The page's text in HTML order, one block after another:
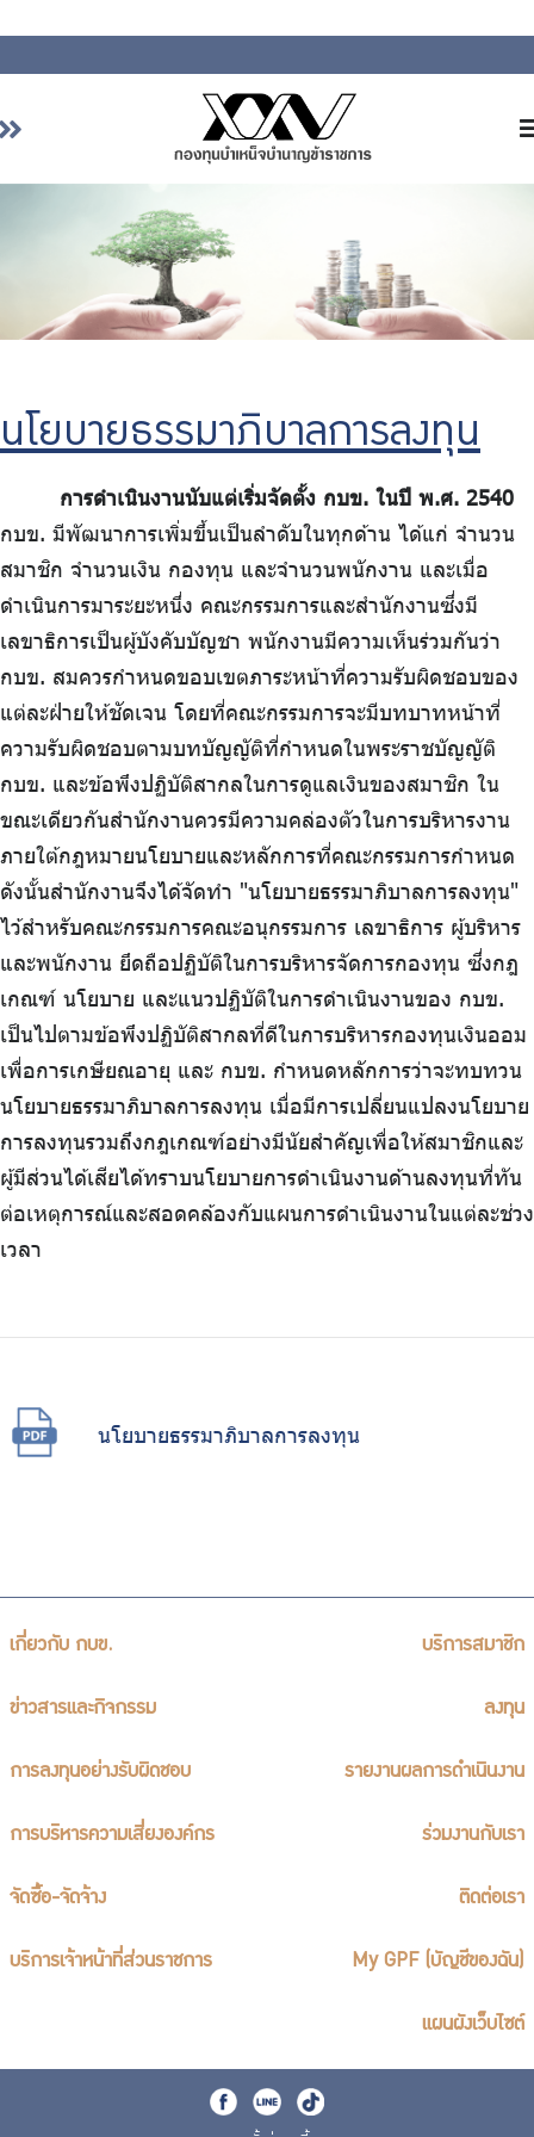
เกี่ยวกับ กบข.
รายงานผลการดำเนินงาน
จัดซื้อจัดจ้าง
| Eng
นโยบายธรรมาภิบาลการลงทุน
การดำเนินงานนับแต่เริ่มจัดตั้ง กบข. ในปี พ.ศ. 2540
กบข. มีพัฒนาการเพิ่มขึ้นเป็นลำดับในทุกด้าน ได้แก่ จำนวน
สมาชิก จำนวนเงิน กองทุน และจำนวนพนักงาน และเมื่อ
ดำเนินการมาระยะหนึ่ง คณะกรรมการและสำนักงานซึ่งมี
เลขาธิการเป็นผู้บังคับบัญชา พนักงานมีความเห็นร่วมกันว่า
กบข. สมควรกำหนดขอบเขตภาระหน้าที่ความรับผิดชอบของ
แต่ละฝ่ายให้ชัดเจน โดยที่คณะกรรมการจะมีบทบาทหน้าที่
ความรับผิดชอบตามบทบัญญัติที่กำหนดในพระราชบัญญัติ
กบข. และข้อพึงปฏิบัติสากลในการดูแลเงินของสมาชิก ใน
ขณะเดียวกันสำนักงานควรมีความคล่องตัวในการบริหารงาน
ภายใต้กฎหมายนโยบายและหลักการที่คณะกรรมการกำหนด
ดังนั้นสำนักงานจึงได้จัดทำ "นโยบายธรรมาภิบาลการลงทุน"
ไว้สำหรับคณะกรรมการคณะอนุกรรมการ เลขาธิการ ผู้บริหาร
และพนักงาน ยึดถือปฏิบัติในการบริหารจัดการกองทุน ซึ่งกฎ
เกณฑ์ นโยบาย และแนวปฏิบัติในการดำเนินงานของ กบข.
เป็นไปตามข้อพึงปฏิบัติสากลที่ดีในการบริหารกองทุนเงินออม
เพื่อการเกษียณอายุ และ กบข. กำหนดหลักการว่าจะทบทวน
นโยบายธรรมาภิบาลการลงทุน เมื่อมีการเปลี่ยนแปลงนโยบาย
การลงทุนรวมถึงกฎเกณฑ์อย่างมีนัยสำคัญเพื่อให้สมาชิกและ
ผู้มีส่วนได้เสียได้ทราบนโยบายการดำเนินงานด้านลงทุนที่ทัน
ต่อเหตุการณ์และสอดคล้องกับแผนการดำเนินงานในแต่ละช่วง
เวลา
นโยบายธรรมาภิบาลการลงทุน
เกี่ยวกับ กบข. บริการสมาชิก
ข่าวสารและกิจกรรม ลงทุน
การลงทุนอย่างรับผิดชอบ รายงานผลการดำเนินงาน
การบริหารความเสี่ยงองค์กร ร่วมงานกับเรา
จัดซื้อ-จัดจ้าง ติดต่อเรา
บริการเจ้าหน้าที่ส่วนราชการ My GPF (บัญชีของฉัน)
แผนผังเว็บไซต์